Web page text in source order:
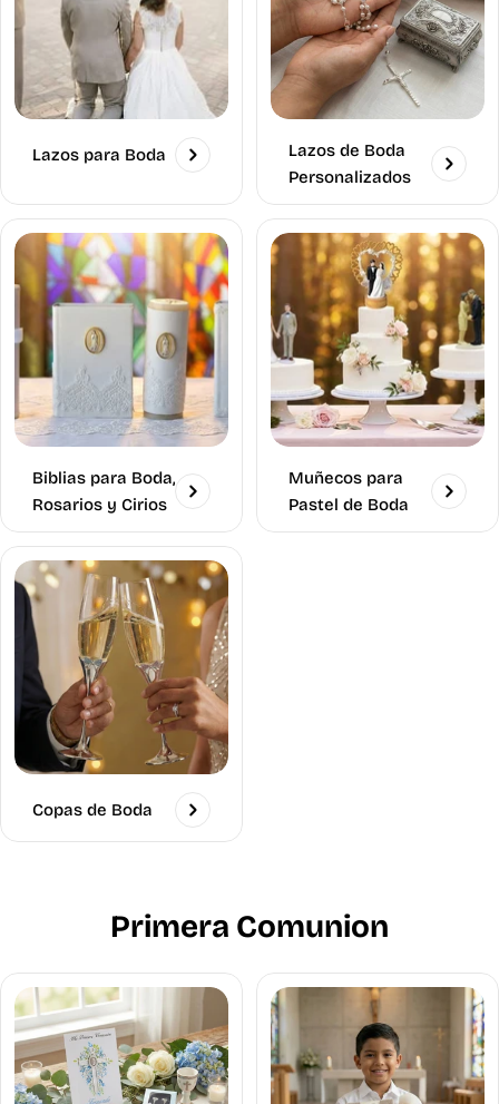
Lazos para Boda
Lazos de Boda
Personalizados
Biblias para Boda,
Rosarios y Cirios
Muñecos para
Pastel de Boda
Copas de Boda
Primera Comunion